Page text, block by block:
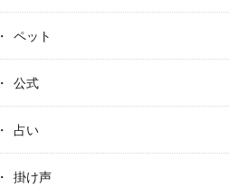
ペット
公式
占い
掛け声